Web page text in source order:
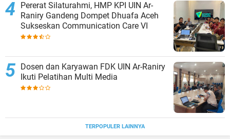
Pererat Silaturahmi, HMP KPI UIN Ar-
Raniry Gandeng Dompet Dhuafa Aceh
Sukseskan Communication Care VI
Dosen dan Karyawan FDK UIN Ar-Raniry
Ikuti Pelatihan Multi Media
TERPOPULER LAINNYA